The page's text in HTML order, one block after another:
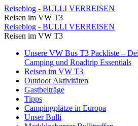
⋆
Reiseblog
-
BULLI
VERREISEN
Reiseblog - BULLI VERREISEN
Reisen im VW T3
⋆
Reiseblog
BULLI
VERREISEN
Reiseblog - BULLI VERREISEN
Reisen im VW T3
Skip
content
Unsere VW Bus T3 Packliste –
Camping und Roadtrip Essentials
Reisen im VW T3
Outdoor Aktivitäten
Gastbeiträge
Tipps
Campingplätze in Europa
Unser Bulli